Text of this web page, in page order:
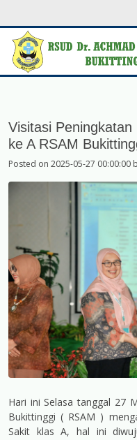
Visitasi
ke A RSAM
Posted on 2025-05-27 00:00:00
Hari ini Selasa tanggal 27
Bukittinggi ( RSAM )
Sakit klas A, hal ini